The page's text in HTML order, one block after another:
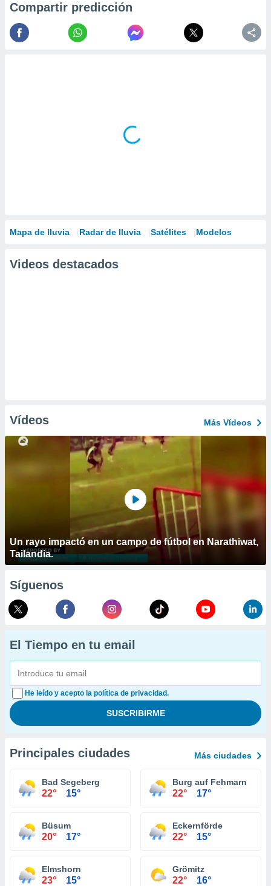
Compartir predicción
Mapa de lluvia Radar de lluvia Satélites Modelos
Videos destacados
Vídeos Más Vídeos
Un rayo impactó en un campo de fútbol en Narathiwat,
Tailandia.
Síguenos
El Tiempo en tu email
He leído y acepto la política de privacidad.
Principales ciudades Más ciudades
Bad Segeberg
22° 15°
Burg auf Fehmarn
22° 17°
Büsum
20° 17°
Eckernförde
22° 15°
Elmshorn
23° 15°
Grömitz
22° 16°